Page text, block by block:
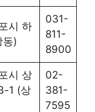
시 하
동)
031-
811-
8900
시 상
1 (상
02-
381-
7595